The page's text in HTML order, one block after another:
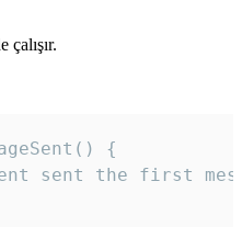
çalışır.
{
sent the first